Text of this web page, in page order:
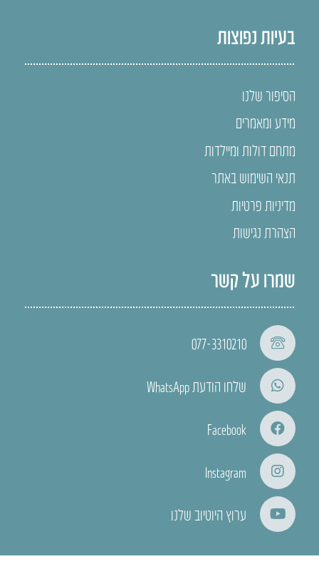
בעיות נפוצות
הסיפור שלנו
מידע ומאמרים
מתחם דולות ומיילדות
תנאי השימוש באתר
מדיניות פרטיות
הצהרת נגישות
שמרו על קשר
077-3310210
שלחו הודעת WhatsApp
Facebook
Instagram
ערוץ היוטיוב שלנו